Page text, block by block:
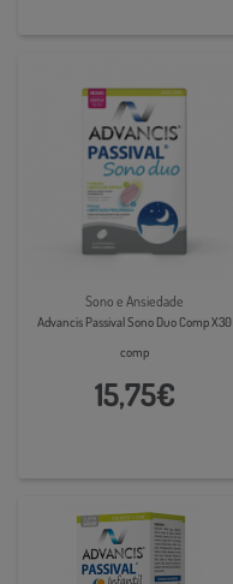
Sono e Ansiedade
Advancis Passival Sono Duo Comp X30
comp
15,75€